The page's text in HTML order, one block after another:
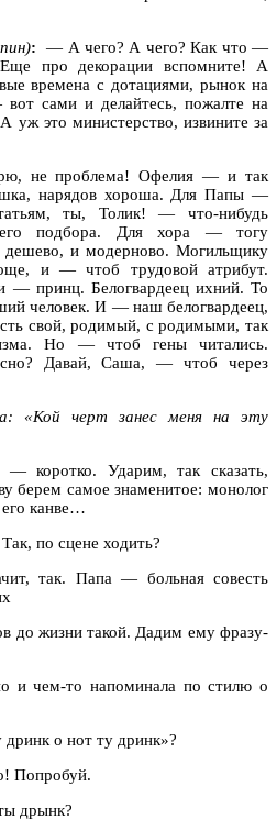
: — А чего? А чего? Как что —
про декорации вспомните! А
времена с дотациями, рынок на
вот сами и делайтесь, пожалте на
уж это министерство, извините за
не проблема! Офелия — и так
нарядов хороша. Для Папы —
ты, Толик! — что-нибудь
подбора. Для хора — тогу
дешево, и модерново. Могильщику
и — чтоб трудовой атрибут.
— принц. Белогвардеец ихний. То
человек. И — наш белогвардеец,
свой, родимый, с родимыми, так
Но — чтоб гены читались.
Давай, Саша, — чтоб через
«Кой черт занес меня на эту
коротко. Ударим, так сказать,
берем самое знаменитое: монолог
канве…
по сцене ходить?
так. Папа — больная совесть
до жизни такой. Дадим ему фразу-
и чем-то напоминала по стилю о
о нот ту дринк»?
Попробуй.
дрынк?